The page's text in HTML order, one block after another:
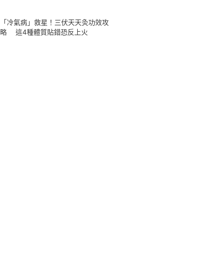
「冷氣病」救星！三伏天天灸功效攻
略 這4種體質貼錯恐反上火